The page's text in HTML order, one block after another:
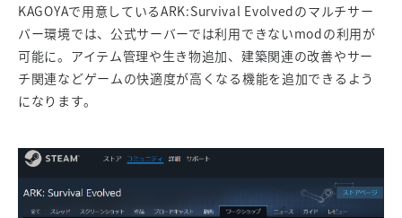
KAGOYAで用意しているARK:Survival Evolvedのマルチサー
バー環境では、公式サーバーでは利用できないmodの利用が
可能に。アイテム管理や生き物追加、建築関連の改善やサー
チ関連などゲームの快適度が高くなる機能を追加できるよう
になります。